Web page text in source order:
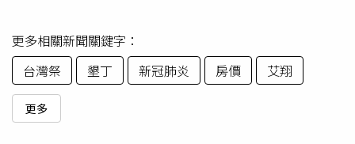
更多相關新聞關鍵字：
台灣祭
墾丁 新冠肺炎 房價 艾翔
更多